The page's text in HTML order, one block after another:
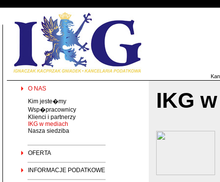
O NAS
Kim jeste�my
Wsp�pracownicy
Klienci i partnerzy
IKG w mediach
Nasza siedziba
OFERTA
INFORMACJE PODATKOWE
IKG